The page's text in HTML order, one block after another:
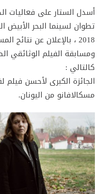
أسدل الستار على فعاليات
2018 ، بالإعلان عن
ومسابقة الفيلم الوثائقي
كالتالي :
الجائزة الكبرى لأحسن فيلم
مسكالافانو من اليونان.